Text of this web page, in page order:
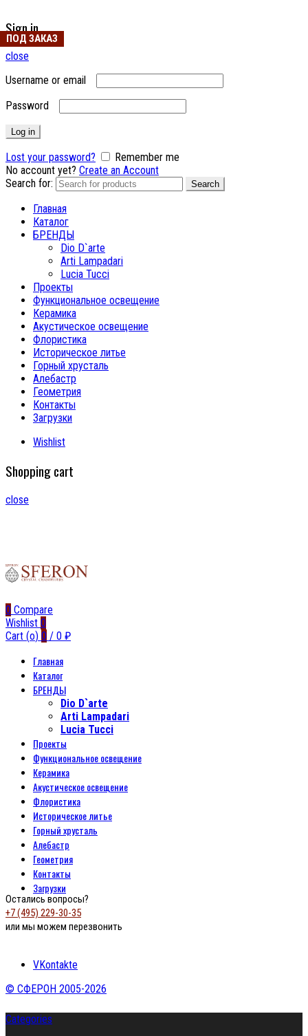
Sign in
close
Username or email
Password
Log in
Lost your password?
Remember me
No account yet? Create an Account
Search for:
Search
Главная
Каталог
БРЕНДЫ
Dio D`arte
Arti Lampadari
Lucia Tucci
Проекты
Функциональное освещение
Керамика
Акустическое освещение
Флористика
Историческое литье
Горный хрусталь
Алебастр
Геометрия
Контакты
Загрузки
Wishlist
Shopping cart
close
0 Compare
Wishlist 0
Cart (o) 0 / 0 ₽
Главная
Каталог
БРЕНДЫ
Dio D`arte
Arti Lampadari
Lucia Tucci
Проекты
Функциональное освещение
Керамика
Акустическое освещение
Флористика
Историческое литье
Горный хрусталь
Алебастр
Геометрия
Контакты
Загрузки
Остались вопросы?
+7 (495) 229-30-35
или мы можем перезвонить
VKontakte
© СФЕРОН 2005-2026
Categories
ПОД ЗАКАЗ